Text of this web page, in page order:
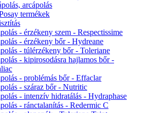
arcápolás
termékek
- érzékeny szem - Respectissime
- érzékeny bőr - Hydreane
- túlérzékeny bőr - Toleriane
- kipirosodásra hajlamos bőr -
- problémás bőr - Effaclar
- száraz bőr - Nutritic
- intenzív hidratálás - Hydraphase
- ránctalanítás - Redermic C